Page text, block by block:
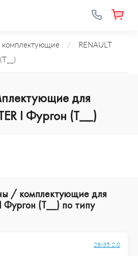
/
RENAULT
для
I Фургон (T__)
/ комплектующие для
Фургон (T__) по типу
28-35 2.0